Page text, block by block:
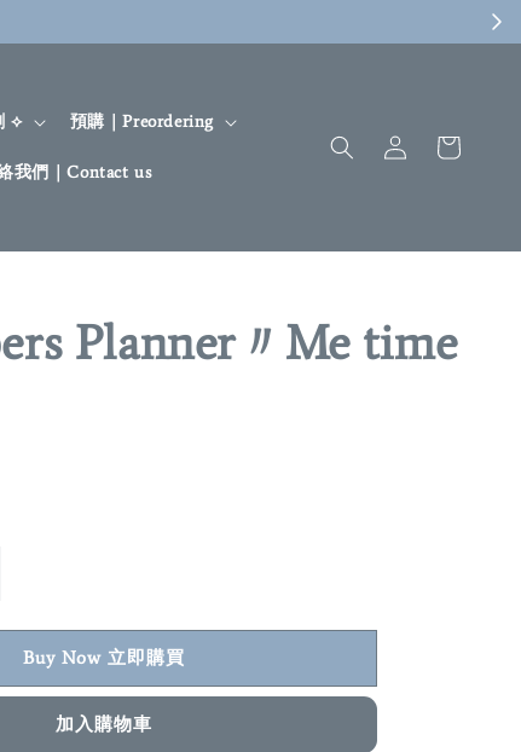
⟡ 預購｜Preordering
我們｜Contact us
Planner〃Me time
Buy Now 立即購買
加入購物車